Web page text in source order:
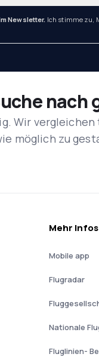
Newsletter. Ich stimme zu,
nach
Wir
möglich zu
Mehr Infos
Mobile app
Flugradar
Nationale
Fluglinien-